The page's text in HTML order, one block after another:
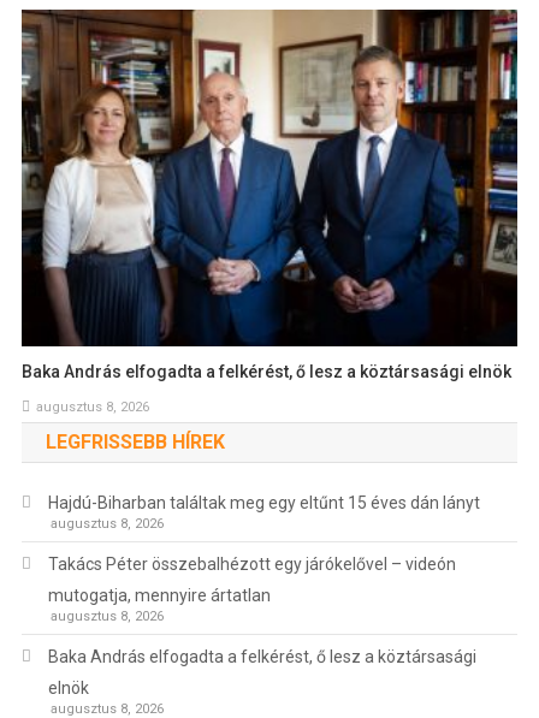
Baka András elfogadta a felkérést, ő lesz a köztársasági elnök
augusztus 8, 2026
LEGFRISSEBB HÍREK
Hajdú-Biharban találtak meg egy eltűnt 15 éves dán lányt
augusztus 8, 2026
Takács Péter összebalhézott egy járókelővel – videón
mutogatja, mennyire ártatlan
augusztus 8, 2026
Baka András elfogadta a felkérést, ő lesz a köztársasági
elnök
augusztus 8, 2026